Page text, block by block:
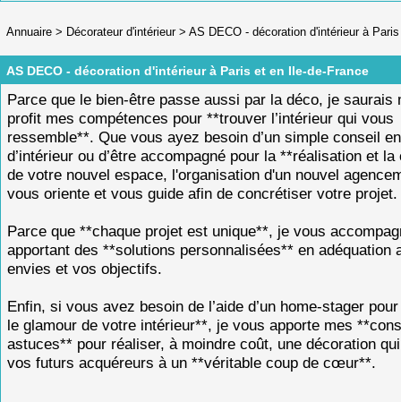
Annuaire > Décorateur d'intérieur> AS DECO - décoration d'intérieur à
AS DECO - décoration d'intérieur à Paris et en Ile-de-France
Parce que le bien-être passe aussi par la déco, je saurais
profit mes compétences pour **trouver l’intérieur qui vous
ressemble**. Que vous ayez besoin d’un simple conseil
d’intérieur ou d’être accompagné pour la **réalisation et la
de votre nouvel espace, l'organisation d'un nouvel
vous oriente et vous guide afin de concrétiser votre projet.
Parce que **chaque projet est unique**, je vous
apportant des **solutions personnalisées** en adéquation
envies et vos objectifs.
Enfin, si vous avez besoin de l’aide d’un home-stager
le glamour de votre intérieur**, je vous apporte mes
astuces** pour réaliser, à moindre coût, une décoration
vos futurs acquéreurs à un **véritable coup de cœur**.